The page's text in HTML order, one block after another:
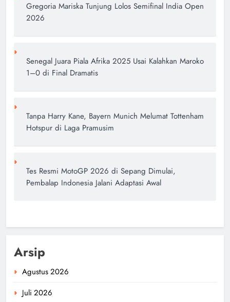
Gregoria Mariska Tunjung Lolos Semifinal India Open
2026
Senegal Juara Piala Afrika 2025 Usai Kalahkan Maroko
1–0 di Final Dramatis
Tanpa Harry Kane, Bayern Munich Melumat Tottenham
Hotspur di Laga Pramusim
Tes Resmi MotoGP 2026 di Sepang Dimulai,
Pembalap Indonesia Jalani Adaptasi Awal
Arsip
Agustus 2026
Juli 2026